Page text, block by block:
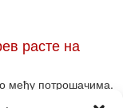
расте на
међу потрошачима.